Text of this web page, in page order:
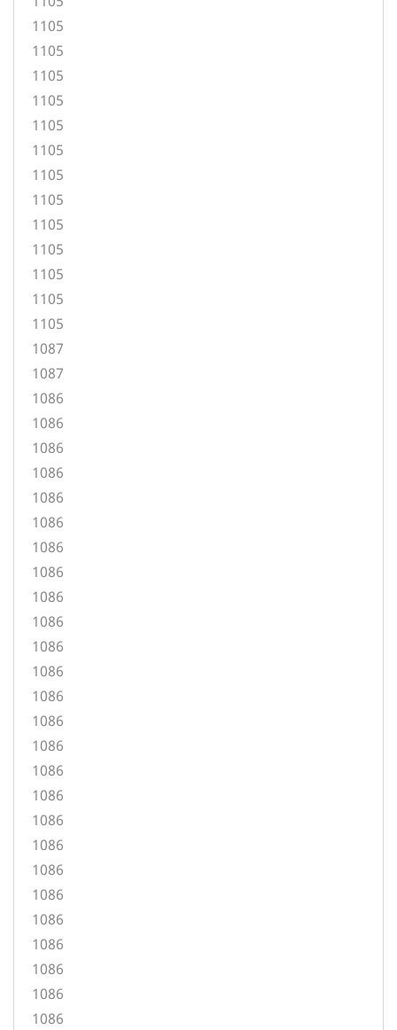
1105
1105
1105
1105
1105
1105
1105
1105
1105
1105
1105
1105
1105
1087
1087
1086
1086
1086
1086
1086
1086
1086
1086
1086
1086
1086
1086
1086
1086
1086
1086
1086
1086
1086
1086
1086
1086
1086
1086
1086
1086